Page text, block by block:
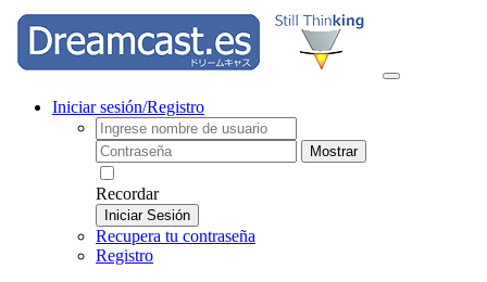
Iniciar sesión/Registro
Mostrar
Recordar
Iniciar Sesión
Recupera tu contraseña
Registro